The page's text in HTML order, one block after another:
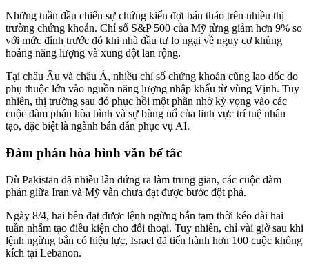
Những tuần đầu chiến sự chứng kiến đợt bán tháo trên nhiều thị
trường chứng khoán. Chỉ số S&P 500 của Mỹ từng giảm hơn 9% so
với mức đỉnh trước đó khi nhà đầu tư lo ngại về nguy cơ khủng
hoảng năng lượng và xung đột lan rộng.
Tại châu Âu và châu Á, nhiều chỉ số chứng khoán cũng lao dốc do
phụ thuộc lớn vào nguồn năng lượng nhập khẩu từ vùng Vịnh. Tuy
nhiên, thị trường sau đó phục hồi một phần nhờ kỳ vọng vào các
cuộc đàm phán hòa bình và sự bùng nổ của lĩnh vực trí tuệ nhân
tạo, đặc biệt là ngành bán dẫn phục vụ AI.
Đàm phán hòa bình vẫn bế tắc
Dù Pakistan đã nhiều lần đứng ra làm trung gian, các cuộc đàm
phán giữa Iran và Mỹ vẫn chưa đạt được bước đột phá.
Ngày 8/4, hai bên đạt được lệnh ngừng bắn tạm thời kéo dài hai
tuần nhằm tạo điều kiện cho đối thoại. Tuy nhiên, chỉ vài giờ sau khi
lệnh ngừng bắn có hiệu lực, Israel đã tiến hành hơn 100 cuộc không
kích tại Lebanon.